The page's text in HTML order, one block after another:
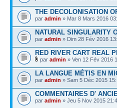
THE DECOLONISATION
par admin » Mar 8 Mars 2016
NATURAL SINGULARITY
par admin » Dim 28 Fév 2016
RED RIVER CART REAL
par admin » Ven 12 Fév 2016
LA LANGUE MÉTIS EN
par admin » Sam 5 Déc 2015
COMMENTAIRES D'
par admin » Jeu 5 Nov 2015